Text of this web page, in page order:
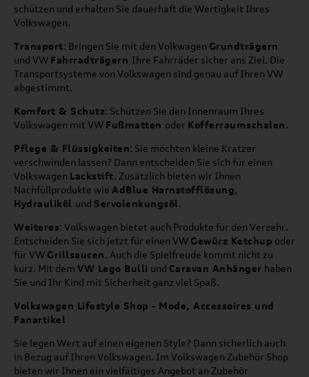
schützen und erhalten Sie dauerhaft die Wertigkeit Ihres
Volkswagen.
Transport: Bringen Sie mit den Volkwagen Grundträgern
und VW Fahrradträgern Ihre Fahrräder sicher ans Ziel. Die
Transportsysteme von Volkswagen sind genau auf Ihren VW
abgestimmt.
Komfort & Schutz: Schützen Sie den Innenraum Ihres
Volkswagen mit VW Fußmatten oder Kofferraumschalen.
Pflege & Flüssigkeiten: Sie möchten kleine Kratzer
verschwinden lassen? Dann entscheiden Sie sich für einen
Volkswagen Lackstift. Zusätzlich bieten wir Ihnen
Nachfüllprodukte wie AdBlue Harnstofflösung,
Hydrauliköl und Servolenkungsöl.
Weiteres: Volkswagen bietet auch Produkte für den Verzehr.
Entscheiden Sie sich jetzt für einen VW Gewürz Ketchup oder
für VW Grillsaucen. Auch die Spielfreude kommt nicht zu
kurz. Mit dem VW Lego Bulli und Caravan Anhänger haben
Sie und Ihr Kind mit Sicherheit ganz viel Spaß.
Volkswagen Lifestyle Shop - Mode, Accessoires und
Fanartikel
Sie legen Wert auf einen eigenen Style? Dann sicherlich auch
in Bezug auf Ihren Volkswagen. Im Volkswagen Zubehör Shop
bieten wir Ihnen ein vielfältiges Angebot an Zubehör